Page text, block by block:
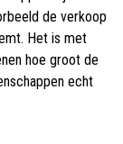
de verkoop
Het is met
hoe groot de
echt